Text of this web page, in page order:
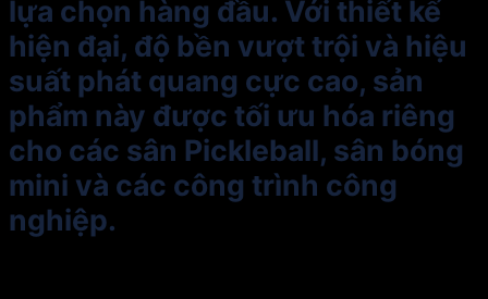
lựa chọn hàng đầu. Với thiết kế
hiện đại, độ bền vượt trội và hiệu
suất phát quang cực cao, sản
phẩm này được tối ưu hóa riêng
cho các sân Pickleball, sân bóng
mini và các công trình công
nghiệp.